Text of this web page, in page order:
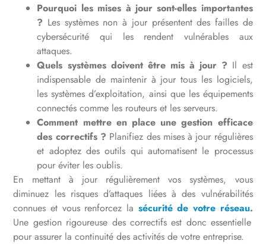
Pourquoi les mises à jour sont-elles importantes
? Les systèmes non à jour présentent des failles de
cybersécurité qui les rendent vulnérables aux
attaques.
Quels systèmes doivent être mis à jour ? Il est
indispensable de maintenir à jour tous les logiciels,
les systèmes d’exploitation, ainsi que les équipements
connectés comme les routeurs et les serveurs.
Comment mettre en place une gestion efficace
des correctifs ? Planifiez des mises à jour régulières
et adoptez des outils qui automatisent le processus
pour éviter les oublis.
En mettant à jour régulièrement vos systèmes, vous
diminuez les risques d’attaques liées à des vulnérabilités
connues et vous renforcez la sécurité de votre réseau.
Une gestion rigoureuse des correctifs est donc essentielle
pour assurer la continuité des activités de votre entreprise.